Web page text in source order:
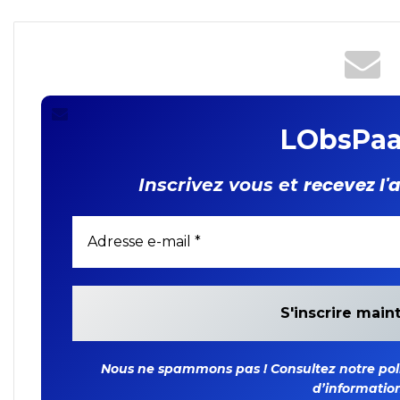
Inscrivez vous et recevez
Nous ne spammons pas ! Consultez notre